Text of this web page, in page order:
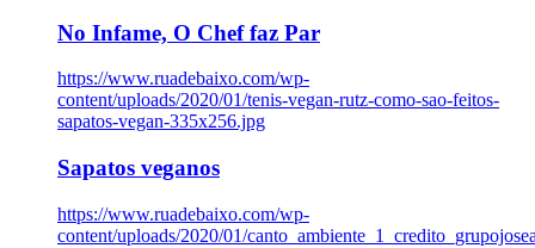
No Infame, O Chef faz Par
https://www.ruadebaixo.com/wp-
content/uploads/2020/01/tenis-vegan-rutz-como-sao-feitos-
sapatos-vegan-335x256.jpg
Sapatos veganos
https://www.ruadebaixo.com/wp-
content/uploads/2020/01/